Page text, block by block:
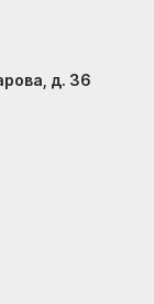
д. 36